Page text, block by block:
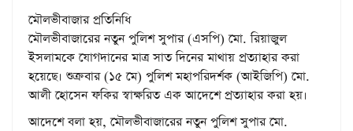
মৌলভীবাজার প্রতিনিধি
মৌলভীবাজারের নতুন পুলিশ সুপার (এসপি) মো. রিয়াজুল
ইসলামকে যোগদানের মাত্র সাত দিনের মাথায় প্রত্যাহার করা
হয়েছে। শুক্রবার (১৫ মে) পুলিশ মহাপরিদর্শক (আইজিপি) মো.
আলী হোসেন ফকির স্বাক্ষরিত এক আদেশে প্রত্যাহার করা হয়।
আদেশে বলা হয়, মৌলভীবাজারের নতুন পুলিশ সুপার মো.